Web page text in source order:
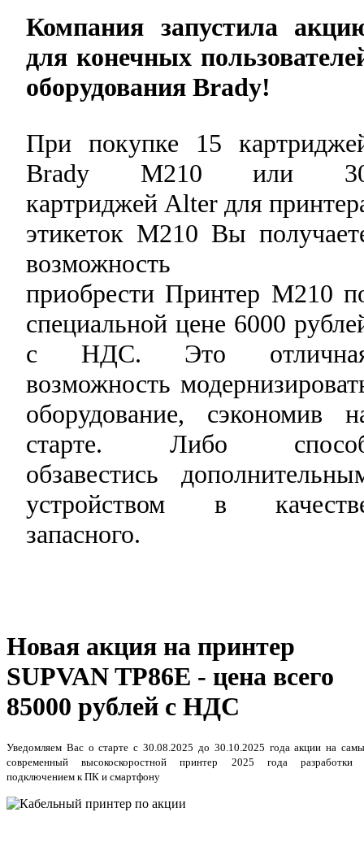
Компания запустила
для конечных
оборудования Brady!
При покупке 15
Brady М210 или
картриджей Alter для
этикеток М210 Вы
возможность
приобрести Принтер М210
специальной цене 6000
с НДС. Это
возможность
оборудование, сэкономив
старте. Либо
обзавестись
устройством в
запасного.
Новая акция на принтер
SUPVAN TP86E - цена всего
85000 рублей с НДС
Уведомляем Вас о старте с 30.08.2025 до 30.10.2025 года акции на
современный высокоскоростной принтер 2025 года разработки
подключением к ПК и смартфону